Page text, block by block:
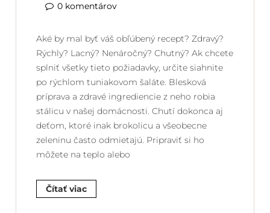
0 komentárov
Aké by mal byť váš obľúbený recept? Zdravý?
Rýchly? Lacný? Nenáročný? Chutný? Ak chcete
splniť všetky tieto požiadavky, určite siahnite
po rýchlom tuniakovom šaláte. Blesková
príprava a zdravé ingrediencie z neho robia
stálicu v našej domácnosti. Chutí dokonca aj
deťom, ktoré inak brokolicu a všeobecne
zeleninu často odmietajú. Pripraviť si ho
môžete na teplo alebo
Čítať viac